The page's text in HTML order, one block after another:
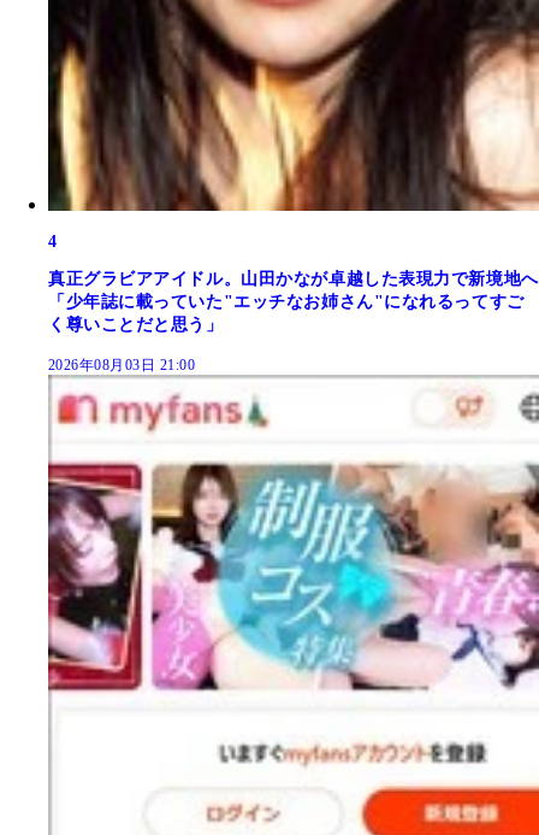
4
真正グラビアアイドル。山田かなが卓越した表現力で新境地へ
「少年誌に載っていた"エッチなお姉さん"になれるってすご
く尊いことだと思う」
2026年08月03日 21:00